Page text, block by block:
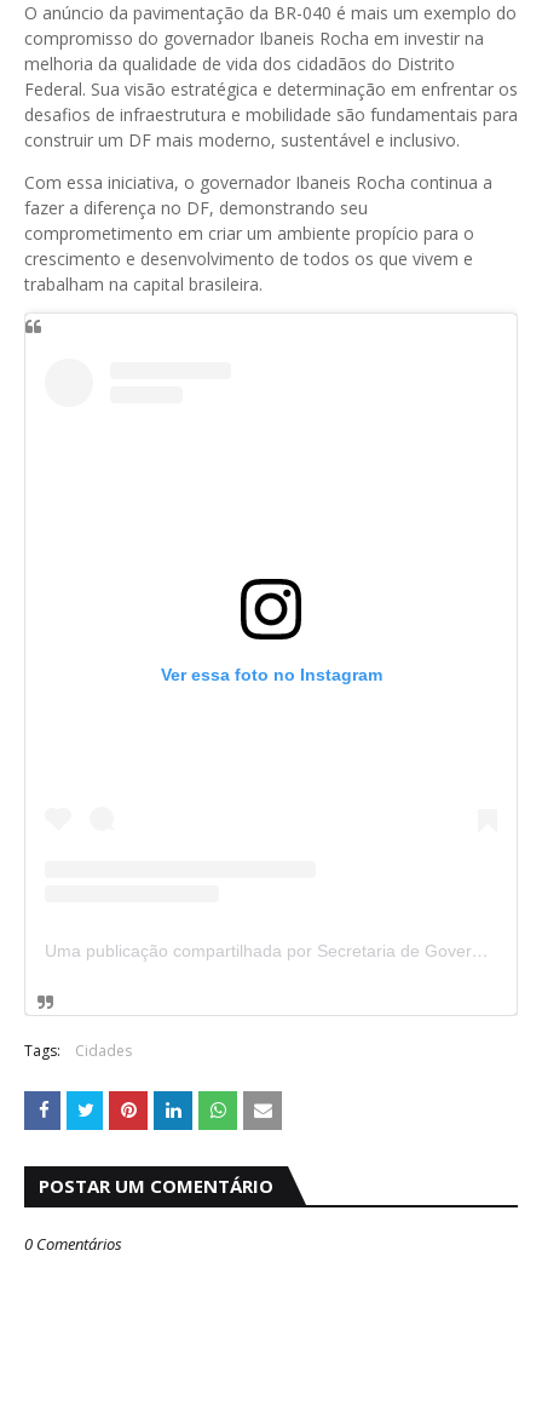
O anúncio da pavimentação da BR-040 é mais um exemplo do
compromisso do governador Ibaneis Rocha em investir na
melhoria da qualidade de vida dos cidadãos do Distrito
Federal. Sua visão estratégica e determinação em enfrentar os
desafios de infraestrutura e mobilidade são fundamentais para
construir um DF mais moderno, sustentável e inclusivo.
Com essa iniciativa, o governador Ibaneis Rocha continua a
fazer a diferença no DF, demonstrando seu
comprometimento em criar um ambiente propício para o
crescimento e desenvolvimento de todos os que vivem e
trabalham na capital brasileira.
Ver essa foto no Instagram
Uma publicação compartilhada por Secretaria de Governo do DF (@segovdf)
Tags: Cidades
POSTAR UM COMENTÁRIO
0 Comentários